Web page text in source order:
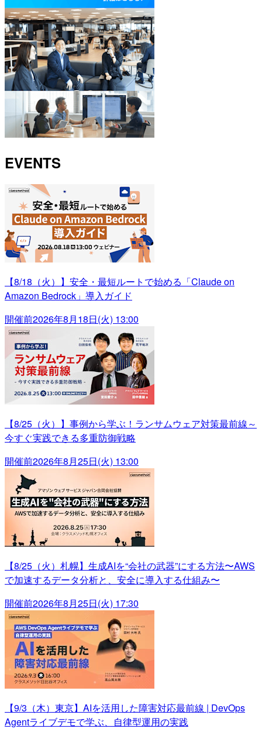
EVENTS
【8/18（火）】安全・最短ルートで始める「Claude on
Amazon Bedrock」導入ガイド
開催前2026年8月18日(火) 13:00
【8/25（火）】事例から学ぶ！ランサムウェア対策最前線～
今すぐ実践できる多重防御戦略
開催前2026年8月25日(火) 13:00
【8/25（火）札幌】生成AIを“会社の武器”にする方法〜AWS
で加速するデータ分析と、安全に導入する仕組み〜
開催前2026年8月25日(火) 17:30
【9/3（木）東京】AIを活用した障害対応最前線 | DevOps
Agentライブデモで学ぶ、自律型運用の実践